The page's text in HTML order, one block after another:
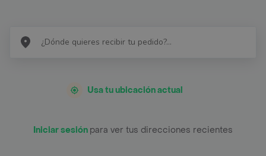
Usa tu ubicación actual
Iniciar sesión para ver tus direcciones recientes